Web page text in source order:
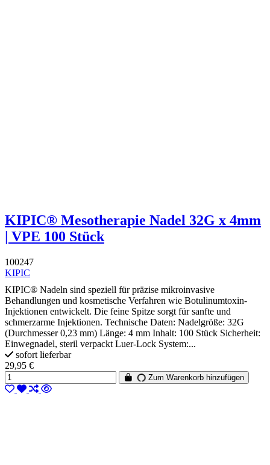
KIPIC® Mesotherapie Nadel 32G x 4mm
| VPE 100 Stück
100247
KIPIC
KIPIC® Nadeln sind speziell für präzise mikroinvasive
Behandlungen und kosmetische Verfahren wie Botulinumtoxin-
Injektionen entwickelt. Die feine Spitze sorgt für sanfte und
schmerzarme Injektionen. Technische Daten: Nadelgröße: 32G
(Durchmesser 0,23 mm) Länge: 4 mm Inhalt: 100 Stück Sicherheit:
Einwegnadel, steril verpackt Luer-Lock System:...
sofort lieferbar
29,95 €
Zum Warenkorb hinzufügen